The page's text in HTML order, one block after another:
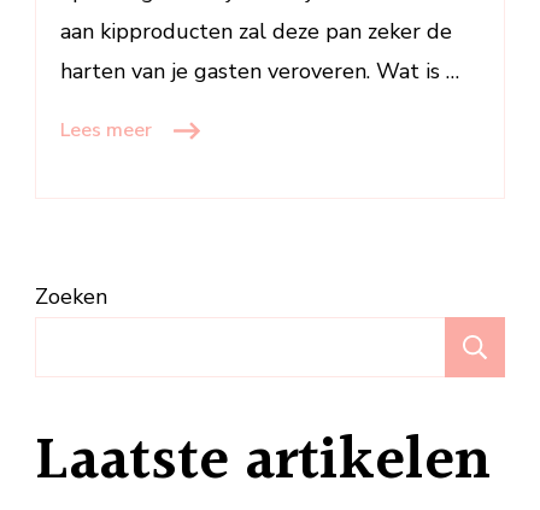
aan kipproducten zal deze pan zeker de
harten van je gasten veroveren. Wat is …
Lees meer
Zoeken
Laatste artikelen